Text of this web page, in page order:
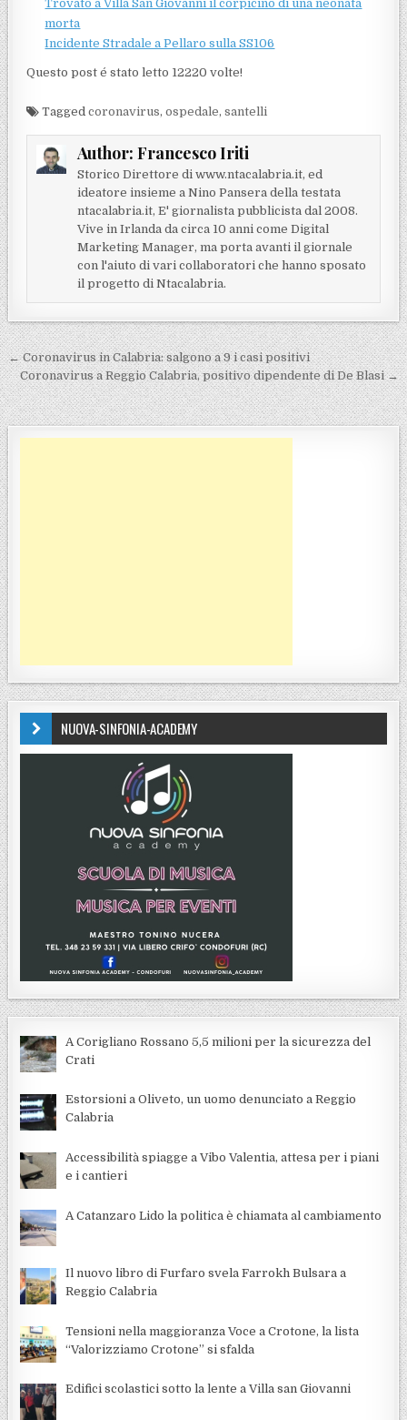
Trovato a Villa San Giovanni il corpicino di una neonata
morta
Incidente Stradale a Pellaro sulla SS106
Questo post é stato letto 12220 volte!
Taggedcoronavirus,ospedale,santelli
Author: Francesco Iriti
Storico Direttore di www.ntacalabria.it, ed
ideatore insieme a Nino Pansera della testata
ntacalabria.it, E' giornalista pubblicista dal 2008.
Vive in Irlanda da circa 10 anni come Digital
Marketing Manager, ma porta avanti il giornale
con l'aiuto di vari collaboratori che hanno sposato
il progetto di Ntacalabria.
Navigazione articoli
← Coronavirus in Calabria: salgono a 9 i casi positivi
Coronavirus a Reggio Calabria, positivo dipendente di De Blasi →
NUOVA-SINFONIA-ACADEMY
A Corigliano Rossano 5,5 milioni per la sicurezza del
Crati
Estorsioni a Oliveto, un uomo denunciato a Reggio
Calabria
Accessibilità spiagge a Vibo Valentia, attesa per i piani
e i cantieri
A Catanzaro Lido la politica è chiamata al cambiamento
Il nuovo libro di Furfaro svela Farrokh Bulsara a
Reggio Calabria
Tensioni nella maggioranza Voce a Crotone, la lista
“Valorizziamo Crotone” si sfalda
Edifici scolastici sotto la lente a Villa san Giovanni